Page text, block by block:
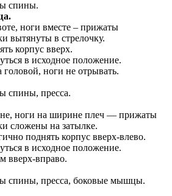
спины.
ноги вместе – прижаты
вытянуты в стрелочку.
корпус вверх.
в исходное положение.
головой, ноги не отрывать.
спины, пресса.
ноги на ширине плеч — прижаты
сложены на затылке.
поднять корпус вверх-влево.
в исходное положение.
вверх-вправо.
спины, пресса, боковые мышцы.